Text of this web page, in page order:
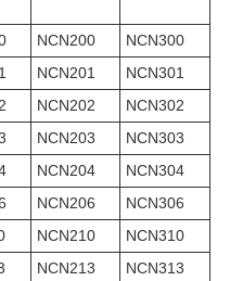
NCN200
NCN300
NCN201
NCN301
NCN202
NCN302
NCN203
NCN303
NCN204
NCN304
NCN206
NCN306
NCN210
NCN310
NCN213
NCN313